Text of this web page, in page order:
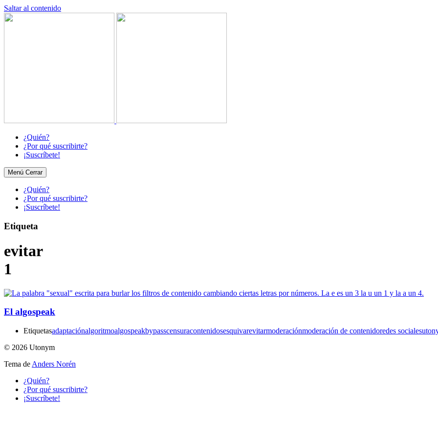
Saltar al contenido
¿Quién?
¿Por qué suscribirte?
¡Suscríbete!
Menú Cerrar
¿Quién?
¿Por qué suscribirte?
¡Suscríbete!
Etiqueta
evitar
1
El algospeak
Etiquetasadaptaciónalgoritmoalgospeakbypasscensuracontenidosesquivarevitarmoderaciónmoderación de contenidoredes sociales
© 2026 Utonym
Tema de Anders Norén
¿Quién?
¿Por qué suscribirte?
¡Suscríbete!